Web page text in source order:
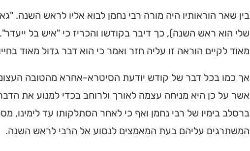
בין שאר הוראותיו היה מורה רבי נחמן לבוא אליו לראש השנה.
שלי הוא ראש השנה), כך דיבר בקודשו והכריז כי "איש בל
מאוד לקיים הוראה זו עליה חזר ואמר כי הוא דבר גדול מאוד
אך כמו בכל דבר של קודש יודעת הסיטרא-אחרא מהטובה
אשר על כן היא מניחה עצמה לאורך ולרוחב בכדי למנוע את
ברסלב בימיו של רבי נחמן ואף כי לאחר הסתלקותו עד לימינו,
המשתרגים עליהם בעת המאמצים לנסוע אל הרבי לראש השנה.